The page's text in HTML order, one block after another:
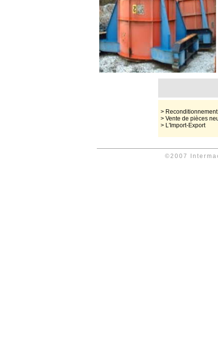
>
> Vente de pièces
> L'Import-Export
©2007